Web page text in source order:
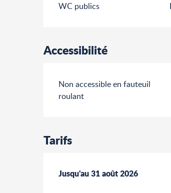
WC publics
Accessibilité
Non accessible en fauteuil
roulant
Tarifs
Du7 février 2026au31 août
Jusqu'au31 août 2026